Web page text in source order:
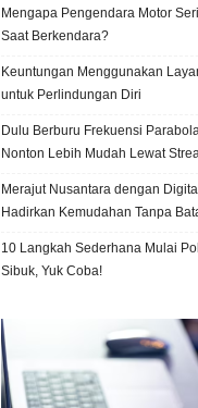
Mengapa Pengendara Motor
Saat Berkendara?
Keuntungan Menggunakan
untuk Perlindungan Diri
Dulu Berburu Frekuensi
Nonton Lebih Mudah Lewat
Merajut Nusantara dengan
Hadirkan Kemudahan Tanpa
10 Langkah Sederhana Mulai
Sibuk, Yuk Coba!